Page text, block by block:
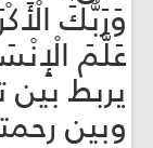
وَرَبُّكَ
عَلَّمَ
يربط بين
وبين